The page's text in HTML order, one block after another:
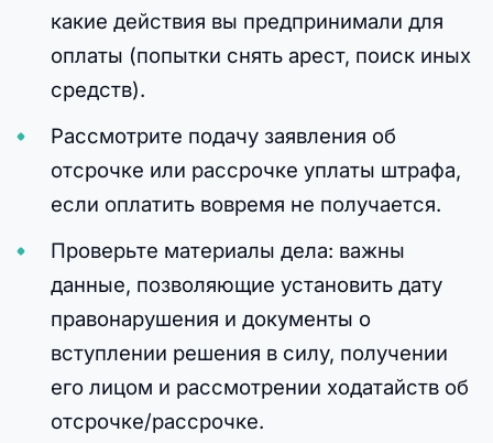
какие действия вы предпринимали для
оплаты (попытки снять арест, поиск иных
средств).
Рассмотрите подачу заявления об
отсрочке или рассрочке уплаты штрафа,
если оплатить вовремя не получается.
Проверьте материалы дела: важны
данные, позволяющие установить дату
правонарушения и документы о
вступлении решения в силу, получении
его лицом и рассмотрении ходатайств об
отсрочке/рассрочке.